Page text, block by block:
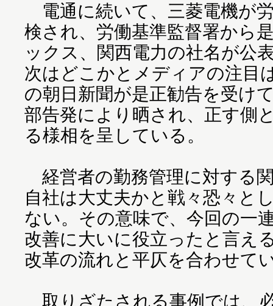
電通に続いて、三菱電機が
検され、労働基準監督署から
ックス、関西電力の社名が公
次はどこかとメディアの注目
の朝日新聞が是正勧告を受け
部告発により晒され、正す側
る様相を呈している。
経営者の勤務管理に対する
自社は大丈夫かと戦々恐々と
ない。その意味で、今回の一
改善に大いに役立ったと言え
改革の流れと平仄を合わせて
取りざたされる事例では、